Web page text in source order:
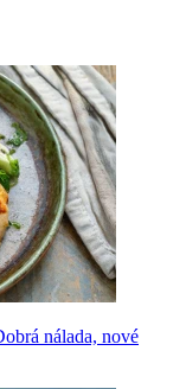
nálada, nové